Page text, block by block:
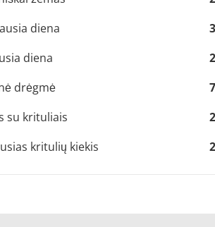
diena
diena
drėgmė
su krituliais
kritulių kiekis